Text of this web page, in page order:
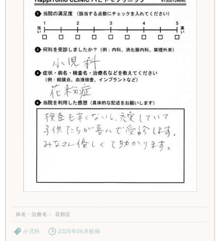
病名・治療名 花粉症
小児科 2026年06月投稿